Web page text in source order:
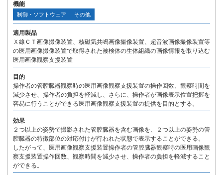
機能
制御・ソフトウェア その他
適用製品
Ｘ線ＣＴ画像撮像装置、核磁気共鳴画像撮像装置、超音波画像撮像装置等
の医用画像撮像装置で取得された被検体の生体組織の画像情報を取り込む
医用画像観察支援装置
目的
操作者の管腔臓器観察時の医用画像観察支援装置の操作回数、観察時間を
減少させ、操作者の負担を軽減し、さらに、操作者が画像表示位置把握を
容易に行うことができる医用画像観察支援装置の提供を目的とする。
効果
２つ以上の姿勢で撮影された管腔臓器を含む画像を、２つ以上の姿勢の管
腔臓器の特徴部位の対応付けが行われた状態で表示することができる。
したがって、医用画像観察支援装置操作者の管腔臓器観察時の医用画像観
察支援装置操作回数、観察時間を減少させ、操作者の負担を軽減すること
ができる。